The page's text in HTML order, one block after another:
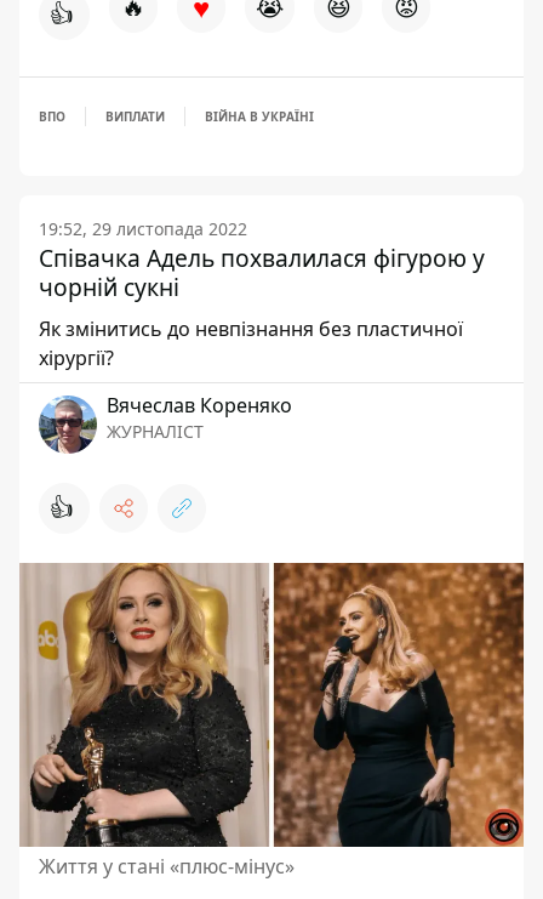
👍 🔥 😭 😆 😡
ВПО ВИПЛАТИ ВІЙНА В УКРАЇНІ
19:52, 29 листопада 2022
Співачка Адель похвалилася фігурою у
чорній сукні
Як змінитись до невпізнання без пластичної
хірургії?
Вячеслав Кореняко
ЖУРНАЛІСТ
👍
Життя у стані «плюс-мінус»